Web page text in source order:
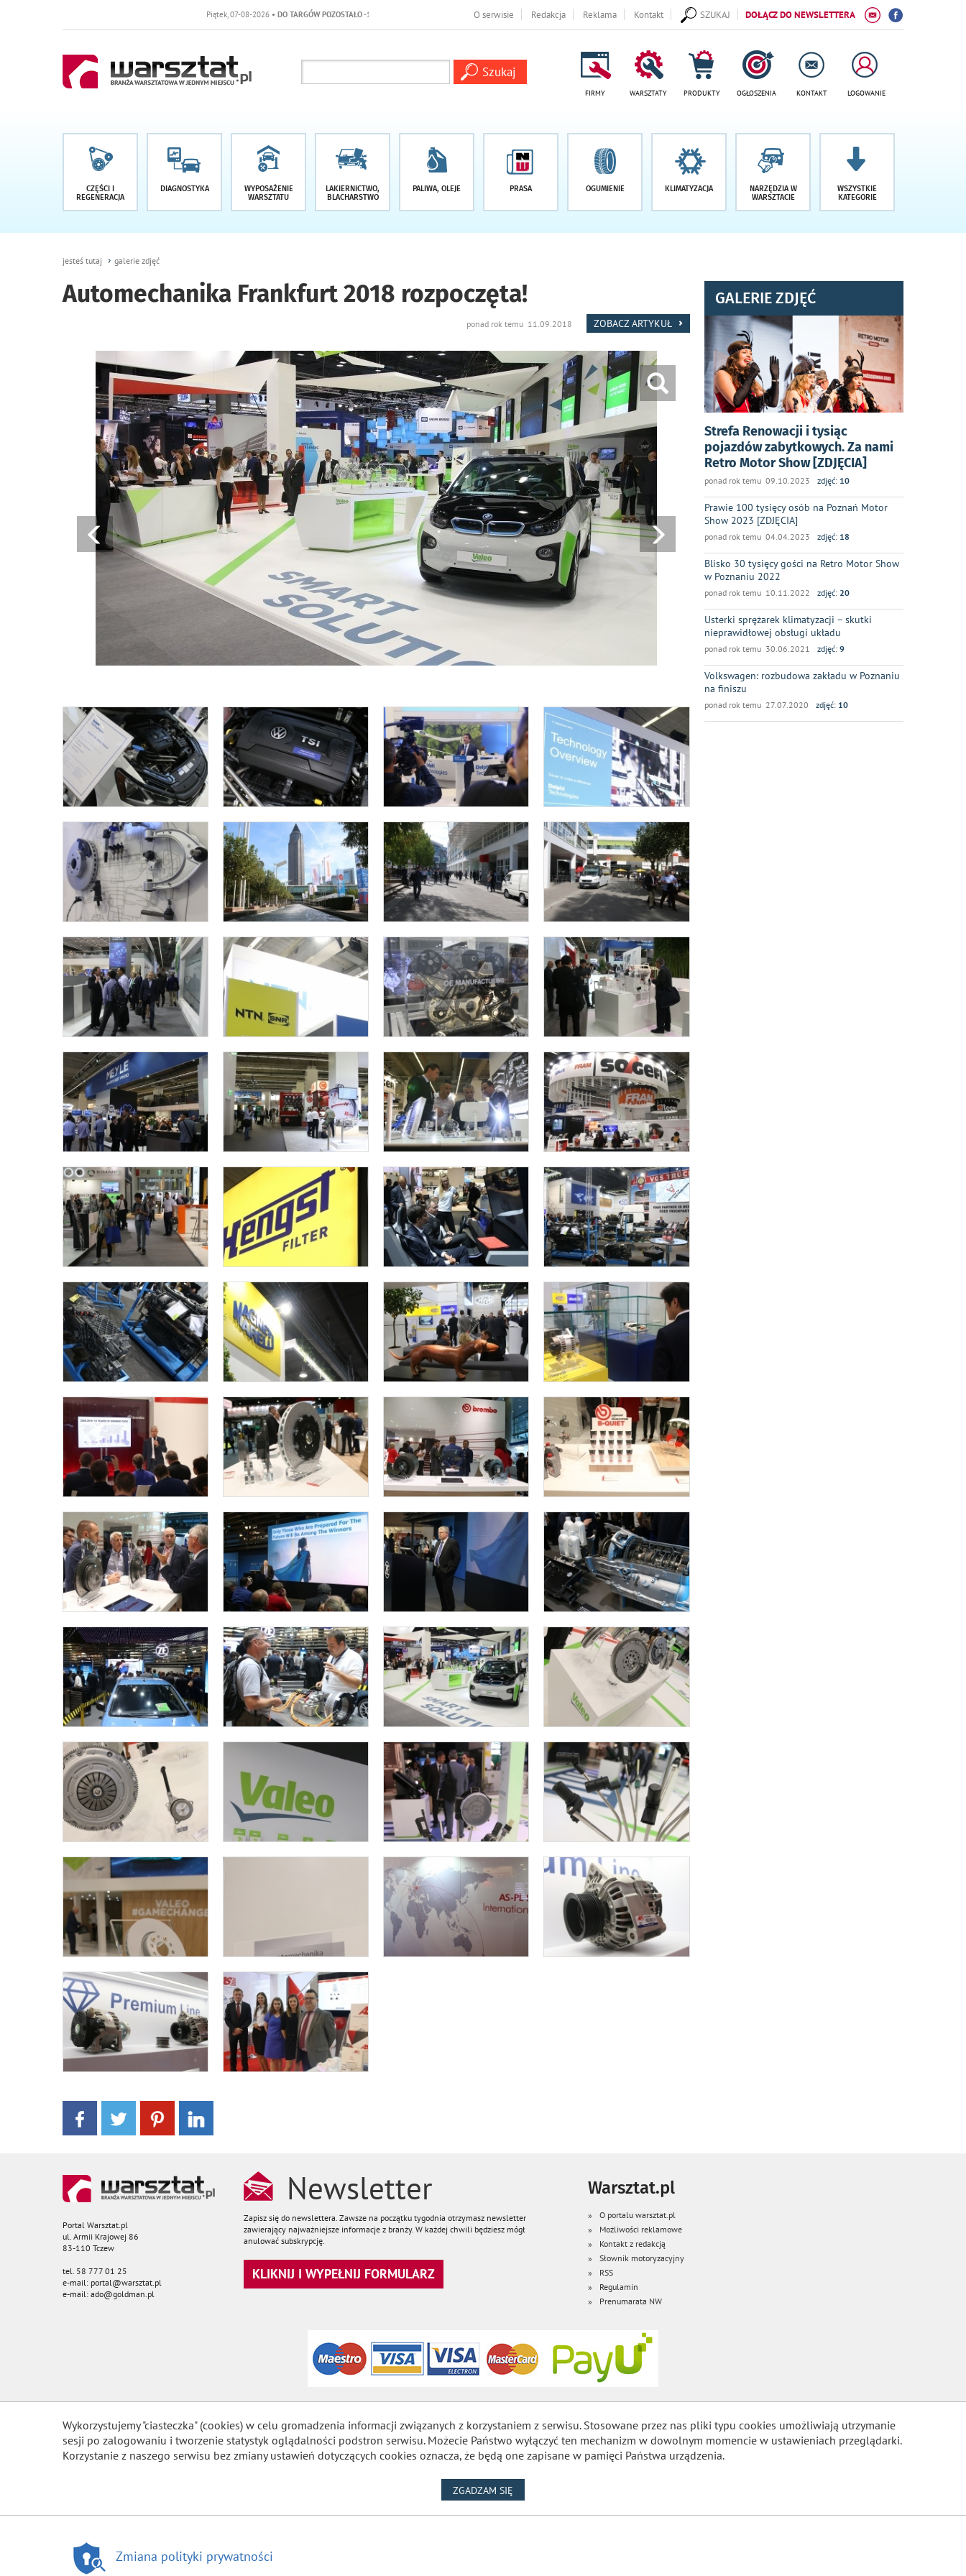
Piątek, 07-08-2026• DO TARGÓW POZOSTAŁO -1 DNI O serwisie Redakcja Reklama Kontakt DOŁĄCZ DO NEWSLETTERA
SZUKAJ
FIRMY WARSZTATY PRODUKTY OGŁOSZENIA KONTAKT LOGOWANIE
CZĘŚCI I
REGENERACJA
DIAGNOSTYKA
WYPOSAŻENIE
WARSZTATU
LAKIERNICTWO,
BLACHARSTWO
PALIWA, OLEJE PRASA OGUMIENIE KLIMATYZACJA
NARZĘDZIA W
WARSZTACIE
WSZYSTKIE
KATEGORIE
jesteś tutaj galerie zdjęć
Automechanika Frankfurt 2018 rozpoczęta!
ponad rok temu 11.09.2018 ZOBACZ ARTYKUŁ
GALERIE ZDJĘĆ
Strefa Renowacji i tysiąc
pojazdów zabytkowych. Za nami
Retro Motor Show [ZDJĘCIA]
ponad rok temu 09.10.2023 zdjęć: 10
Prawie 100 tysięcy osób na Poznań Motor
Show 2023 [ZDJĘCIA]
ponad rok temu 04.04.2023 zdjęć: 18
Blisko 30 tysięcy gości na Retro Motor Show
w Poznaniu 2022
ponad rok temu 10.11.2022 zdjęć: 20
Usterki sprężarek klimatyzacji – skutki
nieprawidłowej obsługi układu
ponad rok temu 30.06.2021 zdjęć: 9
Volkswagen: rozbudowa zakładu w Poznaniu
na finiszu
ponad rok temu 27.07.2020 zdjęć: 10
Portal Warsztat.pl
ul. Armii Krajowej 86
83-110 Tczew
tel. 58 777 01 25
e-mail: portal@warsztat.pl
e-mail: ado@goldman.pl
Newsletter
Zapisz się do newslettera. Zawsze na początku tygodnia otrzymasz newsletter
zawierający najważniejsze informacje z branży. W każdej chwili będziesz mógł
anulować subskrypcję.
KLIKNIJ I WYPEŁNIJ FORMULARZ
Warsztat.pl
O portalu warsztat.pl
Możliwości reklamowe
Kontakt z redakcją
Słownik motoryzacyjny
RSS
Regulamin
Prenumarata NW
Wykorzystujemy "ciasteczka" (cookies) w celu gromadzenia informacji związanych z korzystaniem z serwisu. Stosowane przez nas pliki typu cookies umożliwiają utrzymanie
sesji po zalogowaniu i tworzenie statystyk oglądalności podstron serwisu. Możecie Państwo wyłączyć ten mechanizm w dowolnym momencie w ustawieniach przeglądarki.
Korzystanie z naszego serwisu bez zmiany ustawień dotyczących cookies oznacza, że będą one zapisane w pamięci Państwa urządzenia.
ZGADZAM SIĘ
Zmiana polityki prywatności